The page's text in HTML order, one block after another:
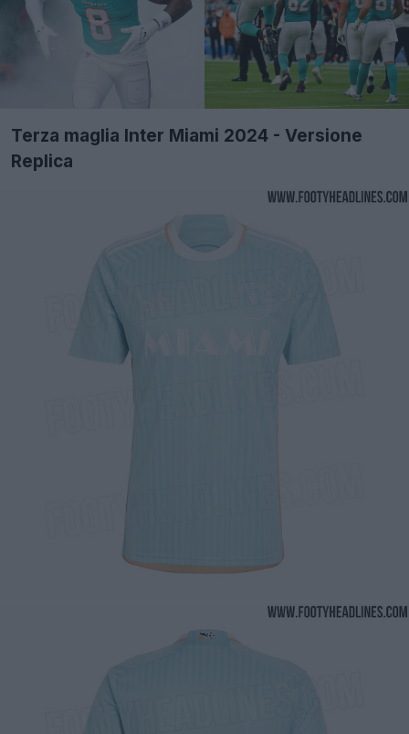
Terza maglia Inter Miami 2024 - Versione
Replica